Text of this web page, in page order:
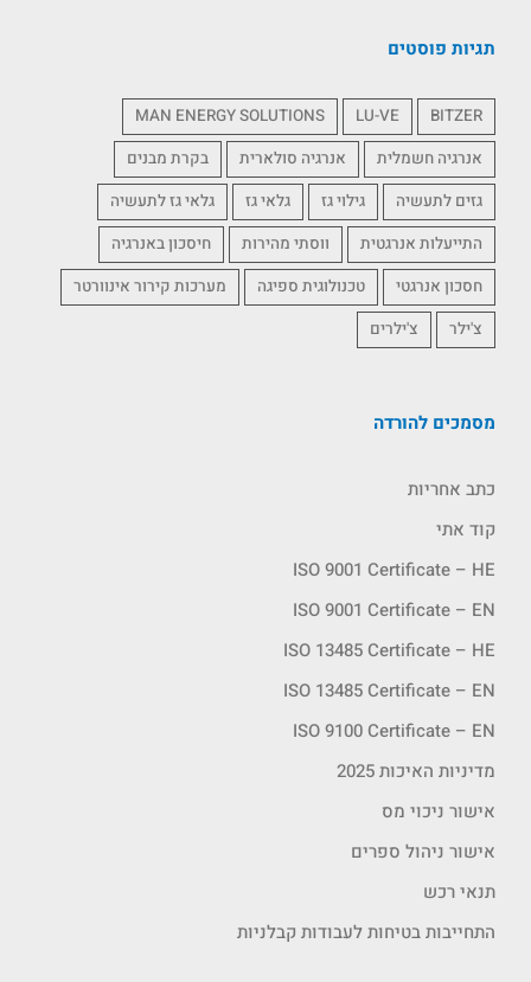
תגיות פוסטים
BITZER
LU-VE
MAN ENERGY SOLUTIONS
אנרגיה חשמלית
אנרגיה סולארית
בקרת מבנים
גזים לתעשיה
גילוי גז גלאי גז
גלאי גז לתעשיה
התייעלות אנרגטית
ווסתי מהירות
חיסכון באנרגיה
חסכון אנרגטי
טכנולוגית ספיגה
מערכות קירור אינוורטר
צ'ילר
צ'ילרים
מסמכים להורדה
כתב אחריות
קוד אתי
ISO 9001 Certificate – HE
ISO 9001 Certificate – EN
ISO 13485 Certificate – HE
ISO 13485 Certificate – EN
ISO 9100 Certificate – EN
מדיניות האיכות 2025
אישור ניכוי מס
אישור ניהול ספרים
תנאי רכש
התחייבות בטיחות לעבודות קבלניות